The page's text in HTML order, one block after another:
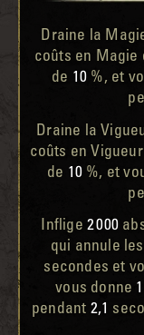
Draine la
coûts en Magie
de 10 %, et
Draine la
coûts en
de 10%, et
Inflige 2 000
qui annule
secondes et
vous donne 1
pendant 2,1